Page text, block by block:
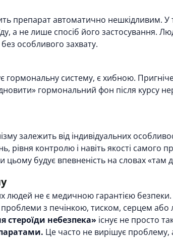
препарат автоматично нешкідливим. У
а не лише спосіб його застосування.
особливого захвату.
систему, є хибною.
гормональний фон після курсу
залежить від індивідуальних
контролю і навіть якості самого
будує впевненість на словах «там
людей не є медичною гарантією безпеки.
з печінкою, тиском, серцем або
стероїди небезпека» існує не просто
Це часто не вирішує проблему,